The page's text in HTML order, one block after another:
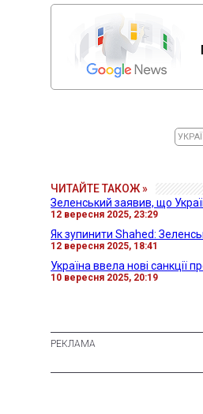
ЧИТАЙТЕ ТАКОЖ »
Зеленський заявив, що
12 вересня 2025, 23:29
Як зупинити Shahed:
12 вересня 2025, 18:41
Україна ввела нові санкції
10 вересня 2025, 20:19